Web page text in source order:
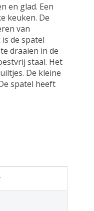
en glad. Een
keuken. De
van
de spatel
draaien in de
staal. Het
De kleine
spatel heeft